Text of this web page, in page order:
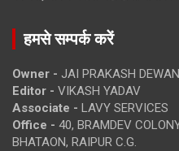
हमसे सम्पर्क करें
Owner - JAI PRAKASH
Editor - VIKASH YADAV
Associate - LAVY SERVICES
Office - 40, BRAMDEV
BHATAON, RAIPUR C.G.